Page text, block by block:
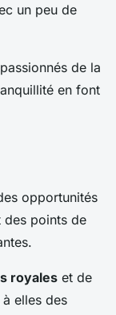
un peu de
de la
en font
opportunités
des points de
royales et de
elles des